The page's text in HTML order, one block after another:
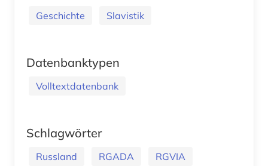
Geschichte Slavistik
Datenbanktypen
Volltextdatenbank
Schlagwörter
Russland RGADA RGVIA